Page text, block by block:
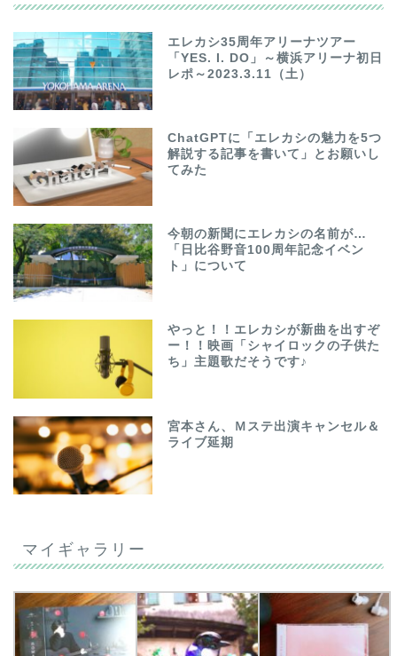
エレカシ35周年アリーナツアー
「YES. I. DO」～横浜アリーナ初日
レポ～2023.3.11（土）
ChatGPTに「エレカシの魅力を5つ
解説する記事を書いて」とお願いし
てみた
今朝の新聞にエレカシの名前が…
「日比谷野音100周年記念イベン
ト」について
やっと！！エレカシが新曲を出すぞ
ー！！映画「シャイロックの子供た
ち」主題歌だそうです♪
宮本さん、Ｍステ出演キャンセル＆
ライブ延期
マイギャラリー